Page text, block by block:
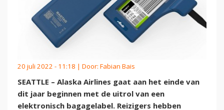
20 juli 2022 - 11:18 | Door: Fabian Bais
SEATTLE – Alaska Airlines gaat aan het einde van
dit jaar beginnen met de uitrol van een
elektronisch bagagelabel. Reizigers hebben